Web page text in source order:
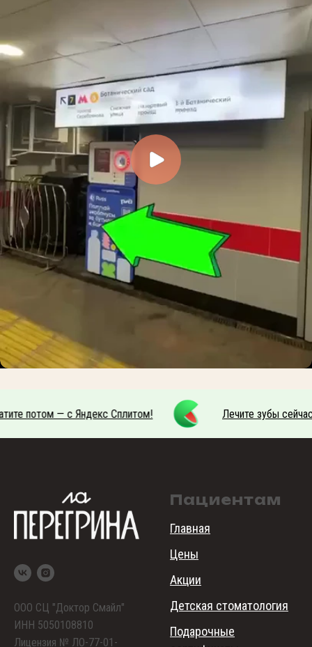
потом — с Яндекс Сплитом! Лечите зубы
ООО СЦ "Доктор Смайл"
ИНН 5050108810
Лицензия № ЛО-77-01-
Пациентам
Главная
Цены
Акции
Детская стоматология
Подарочные